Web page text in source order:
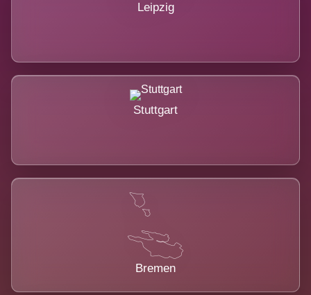
Leipzig
Stuttgart
Bremen